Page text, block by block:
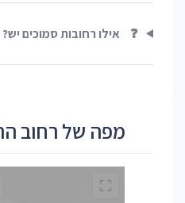
❓ אילו רחובות סמוכים יש?
מפה של רחוב